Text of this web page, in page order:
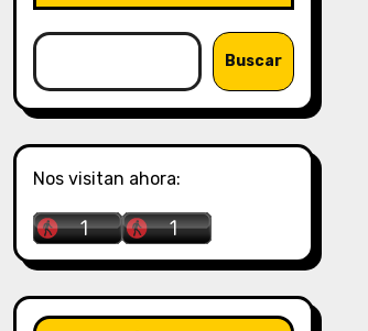
Buscar
Nos visitan ahora: